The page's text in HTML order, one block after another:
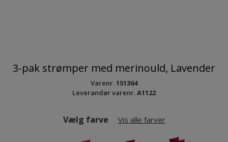
3-pak strømper med merinould, Lavender
Varenr.151364
Leverandør varenr.A1122
Vælg farve Vis alle farver